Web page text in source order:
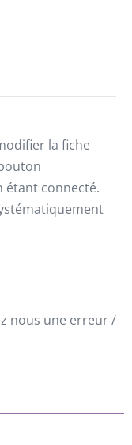
la fiche
étant connecté.
nous une erreur /